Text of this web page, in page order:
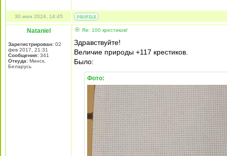
30 июн 2024, 14:45
Nataniel
Зарегистрирован: 02
фев 2017, 21:31
Сообщения: 341
Откуда: Минск,
Беларусь
Re: 100 крестиков!
Здравствуйте!
Величие природы +117 крестиков.
Было:
Фото: